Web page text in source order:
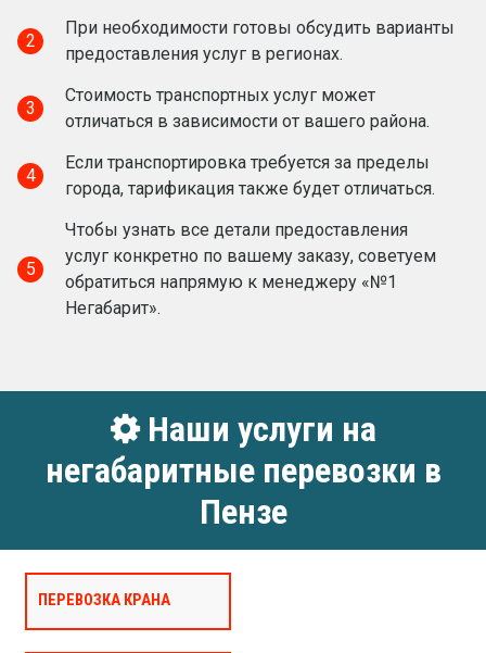
2
При необходимости готовы обсудить варианты
предоставления услуг в регионах.
3
Стоимость транспортных услуг может
отличаться в зависимости от вашего района.
4
Если транспортировка требуется за пределы
города, тарификация также будет отличаться.
5
Чтобы узнать все детали предоставления
услуг конкретно по вашему заказу, советуем
обратиться напрямую к менеджеру «№1
Негабарит».
Наши услуги на
негабаритные перевозки в
Пензе
ПЕРЕВОЗКА КРАНА